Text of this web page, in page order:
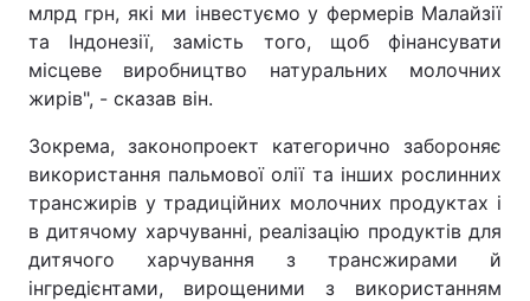
млрд грн, які ми інвестуємо у фермерів Малайзії
та Індонезії, замість того, щоб фінансувати
місцеве виробництво натуральних молочних
жирів", - сказав він.
Зокрема, законопроект категорично забороняє
використання пальмової олії та інших рослинних
трансжирів у традиційних молочних продуктах і
в дитячому харчуванні, реалізацію продуктів для
дитячого харчування з трансжирами й
інгредієнтами, вирощеними з використанням